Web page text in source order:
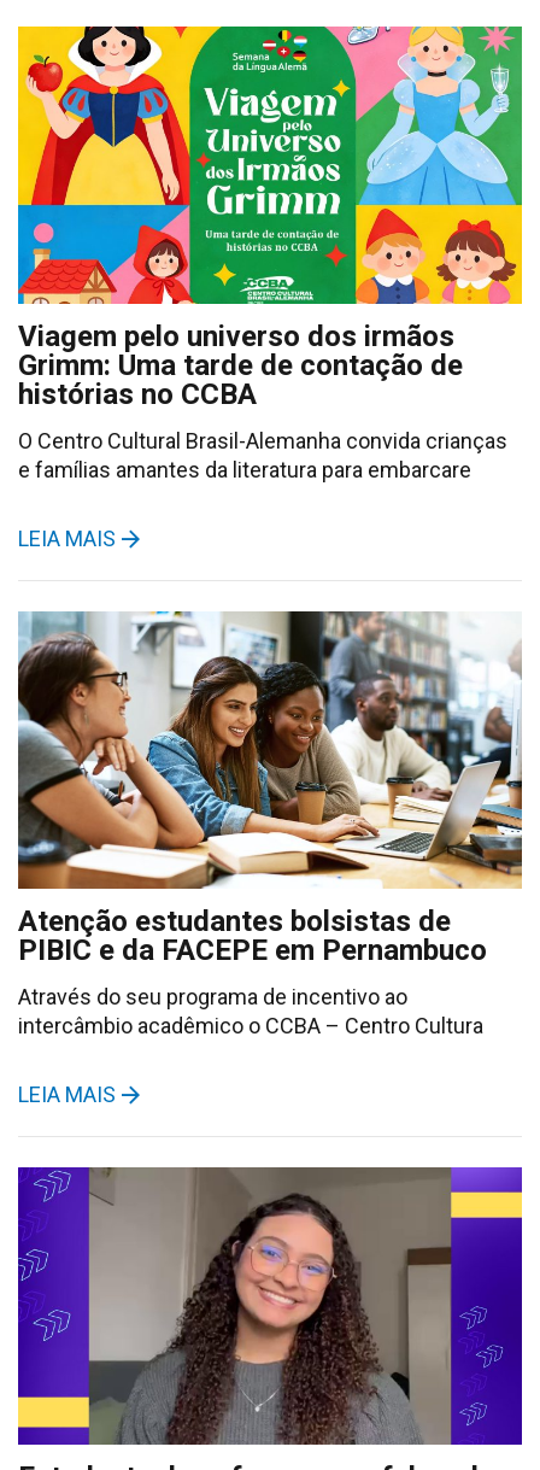
Viagem pelo universo dos irmãos
Grimm: Uma tarde de contação de
histórias no CCBA
O Centro Cultural Brasil-Alemanha convida crianças
e famílias amantes da literatura para embarcare
LEIA MAIS
Atenção estudantes bolsistas de
PIBIC e da FACEPE em Pernambuco
Através do seu programa de incentivo ao
intercâmbio acadêmico o CCBA – Centro Cultura
LEIA MAIS